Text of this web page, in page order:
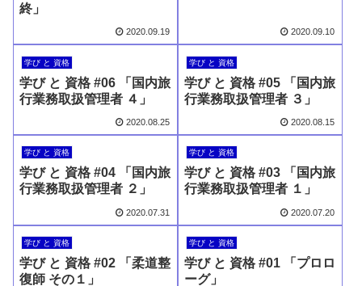
終」
2020.09.19 2020.09.10
学び と 資格
学び と 資格 #06 「国内旅
行業務取扱管理者 ４」
2020.08.25
学び と 資格
学び と 資格 #05 「国内旅
行業務取扱管理者 ３」
2020.08.15
学び と 資格
学び と 資格 #04 「国内旅
行業務取扱管理者 ２」
2020.07.31
学び と 資格
学び と 資格 #03 「国内旅
行業務取扱管理者 １」
2020.07.20
学び と 資格
学び と 資格 #02 「柔道整
復師 その１」
学び と 資格
学び と 資格 #01 「プロロ
ーグ」